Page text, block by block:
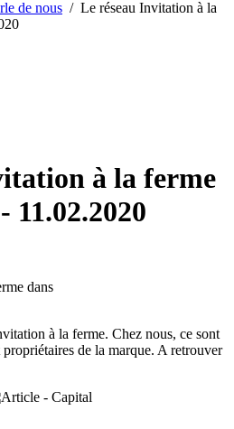
de nous / Le réseau Invitation à la
à la ferme
11.02.2020
à la ferme. Chez nous, ce sont
de la marque. A retrouver